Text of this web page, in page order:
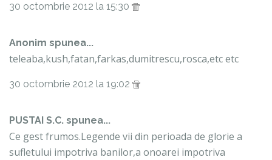
30 octombrie 2012 la 15:30
Anonim spunea...
teleaba,kush,fatan,farkas,dumitrescu,rosca,etc etc
30 octombrie 2012 la 19:02
PUSTAI S.C. spunea...
Ce gest frumos.Legende vii din perioada de glorie a
sufletului impotriva banilor,a onoarei impotriva